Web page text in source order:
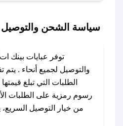
كود خصم عبايات
الكوبون، تواصل معنا عبر
سياسة الشحن
توفر عبايات
والتوصيل لجميع أنحاء .
الطلبات التي تبلغ
رسوم رمزية على الطلبات
من خيار التوصيل